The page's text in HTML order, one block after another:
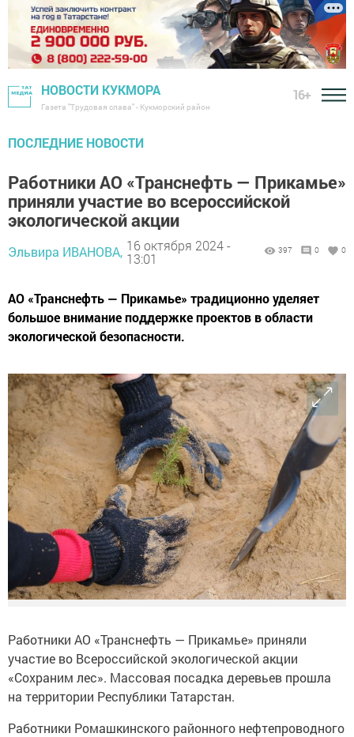
НОВОСТИ КУКМОРА
Газета "Трудовая слава" - Кукморский район
16+
ПОСЛЕДНИЕ НОВОСТИ
Работники АО «Транснефть — Прикамье»
приняли участие во всероссийской
экологической акции
Эльвира ИВАНОВА, 16 октября 2024 -
13:01
397 0 0
АО «Транснефть — Прикамье» традиционно уделяет
большое внимание поддержке проектов в области
экологической безопасности.
Работники АО «Транснефть — Прикамье» приняли
участие во Всероссийской экологической акции
«Сохраним лес». Массовая посадка деревьев прошла
на территории Республики Татарстан.
Работники Ромашкинского районного нефтепроводного